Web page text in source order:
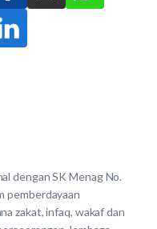
dengan SK Menag No.
pemberdayaan
zakat, infaq, wakaf dan